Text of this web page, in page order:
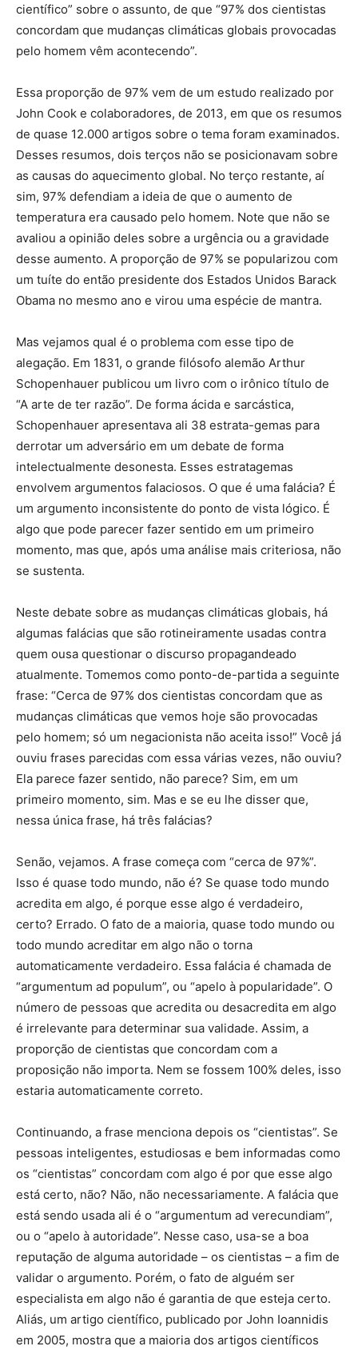
científico” sobre o assunto, de que “97% dos cientistas
concordam que mudanças climáticas globais provocadas
pelo homem vêm acontecendo”.
Essa proporção de 97% vem de um estudo realizado por
John Cook e colaboradores, de 2013, em que os resumos
de quase 12.000 artigos sobre o tema foram examinados.
Desses resumos, dois terços não se posicionavam sobre
as causas do aquecimento global. No terço restante, aí
sim, 97% defendiam a ideia de que o aumento de
temperatura era causado pelo homem. Note que não se
avaliou a opinião deles sobre a urgência ou a gravidade
desse aumento. A proporção de 97% se popularizou com
um tuíte do então presidente dos Estados Unidos Barack
Obama no mesmo ano e virou uma espécie de mantra.
Mas vejamos qual é o problema com esse tipo de
alegação. Em 1831, o grande filósofo alemão Arthur
Schopenhauer publicou um livro com o irônico título de
“A arte de ter razão”. De forma ácida e sarcástica,
Schopenhauer apresentava ali 38 estrata-gemas para
derrotar um adversário em um debate de forma
intelectualmente desonesta. Esses estratagemas
envolvem argumentos falaciosos. O que é uma falácia? É
um argumento inconsistente do ponto de vista lógico. É
algo que pode parecer fazer sentido em um primeiro
momento, mas que, após uma análise mais criteriosa, não
se sustenta.
Neste debate sobre as mudanças climáticas globais, há
algumas falácias que são rotineiramente usadas contra
quem ousa questionar o discurso propagandeado
atualmente. Tomemos como ponto-de-partida a seguinte
frase: “Cerca de 97% dos cientistas concordam que as
mudanças climáticas que vemos hoje são provocadas
pelo homem; só um negacionista não aceita isso!” Você já
ouviu frases parecidas com essa várias vezes, não ouviu?
Ela parece fazer sentido, não parece? Sim, em um
primeiro momento, sim. Mas e se eu lhe disser que,
nessa única frase, há três falácias?
Senão, vejamos. A frase começa com “cerca de 97%”.
Isso é quase todo mundo, não é? Se quase todo mundo
acredita em algo, é porque esse algo é verdadeiro,
certo? Errado. O fato de a maioria, quase todo mundo ou
todo mundo acreditar em algo não o torna
automaticamente verdadeiro. Essa falácia é chamada de
“argumentum ad populum”, ou “apelo à popularidade”. O
número de pessoas que acredita ou desacredita em algo
é irrelevante para determinar sua validade. Assim, a
proporção de cientistas que concordam com a
proposição não importa. Nem se fossem 100% deles, isso
estaria automaticamente correto.
Continuando, a frase menciona depois os “cientistas”. Se
pessoas inteligentes, estudiosas e bem informadas como
os “cientistas” concordam com algo é por que esse algo
está certo, não? Não, não necessariamente. A falácia que
está sendo usada ali é o “argumentum ad verecundiam”,
ou o “apelo à autoridade”. Nesse caso, usa-se a boa
reputação de alguma autoridade – os cientistas – a fim de
validar o argumento. Porém, o fato de alguém ser
especialista em algo não é garantia de que esteja certo.
Aliás, um artigo científico, publicado por John Ioannidis
em 2005, mostra que a maioria dos artigos científicos